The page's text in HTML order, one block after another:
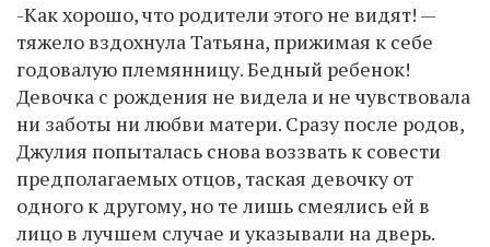
-Как хорошо, что родители этого не видят! —
тяжело вздохнула Татьяна, прижимая к себе
годовалую племянницу. Бедный ребенок!
Девочка с рождения не видела и не чувствовала
ни заботы ни любви матери. Сразу после родов,
Джулия попыталась снова воззвать к совести
предполагаемых отцов, таская девочку от
одного к другому, но те лишь смеялись ей в
лицо в лучшем случае и указывали на дверь.